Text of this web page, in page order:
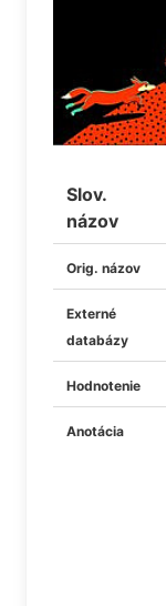
Slov.
názov
Orig. názov
Externé
databázy
Hodnotenie
Anotácia